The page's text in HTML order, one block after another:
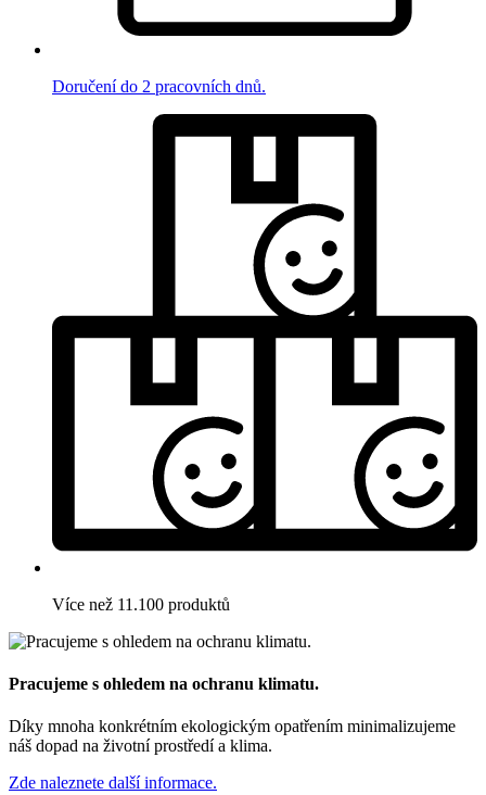
Doručení do 2 pracovních dnů.
Více než 11.100 produktů
Pracujeme s ohledem na ochranu klimatu.
Díky mnoha konkrétním ekologickým opatřením minimalizujeme
náš dopad na životní prostředí a klima.
Zde naleznete další informace.